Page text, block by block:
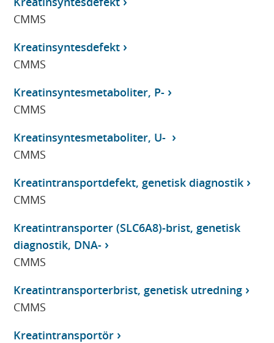
CMMS
Kreatinsyntesdefekt
CMMS
Kreatinsyntesmetaboliter, P-
CMMS
Kreatinsyntesmetaboliter, U-
CMMS
Kreatintransportdefekt, genetisk diagnostik
CMMS
Kreatintransporter (SLC6A8)-brist, genetisk
diagnostik, DNA-
CMMS
Kreatintransporterbrist, genetisk utredning
CMMS
Kreatintransportör